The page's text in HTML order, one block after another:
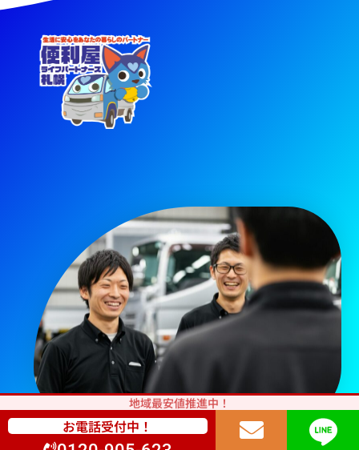
地域最安値推進中！
お電話受付中！